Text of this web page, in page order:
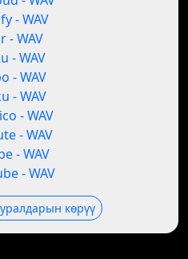
- WAV
- WAV
- WAV
- WAV
- WAV
- WAV
- WAV
- WAV
- WAV
көрүү